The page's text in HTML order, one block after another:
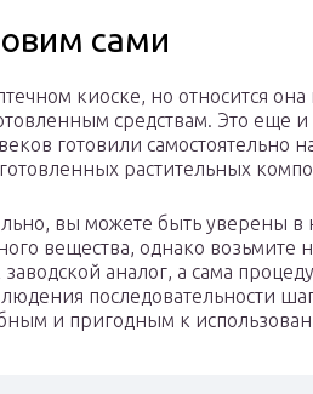
сами
киоске, но относится она
средствам. Это еще и
готовили самостоятельно
растительных
вы можете быть уверены в
вещества, однако возьмите
аналог, а сама
последовательности
и пригодным к